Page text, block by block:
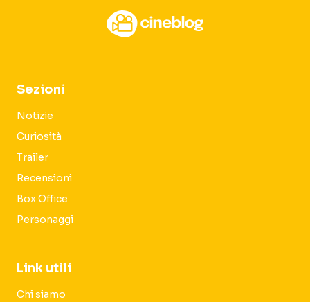
Sezioni
Notizie
Curiosità
Trailer
Recensioni
Box Office
Personaggi
Link utili
Chi siamo